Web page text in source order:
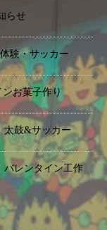
らせ
験・サッカー
ンお菓子作り
太鼓&サッカー
バレンタイン工作